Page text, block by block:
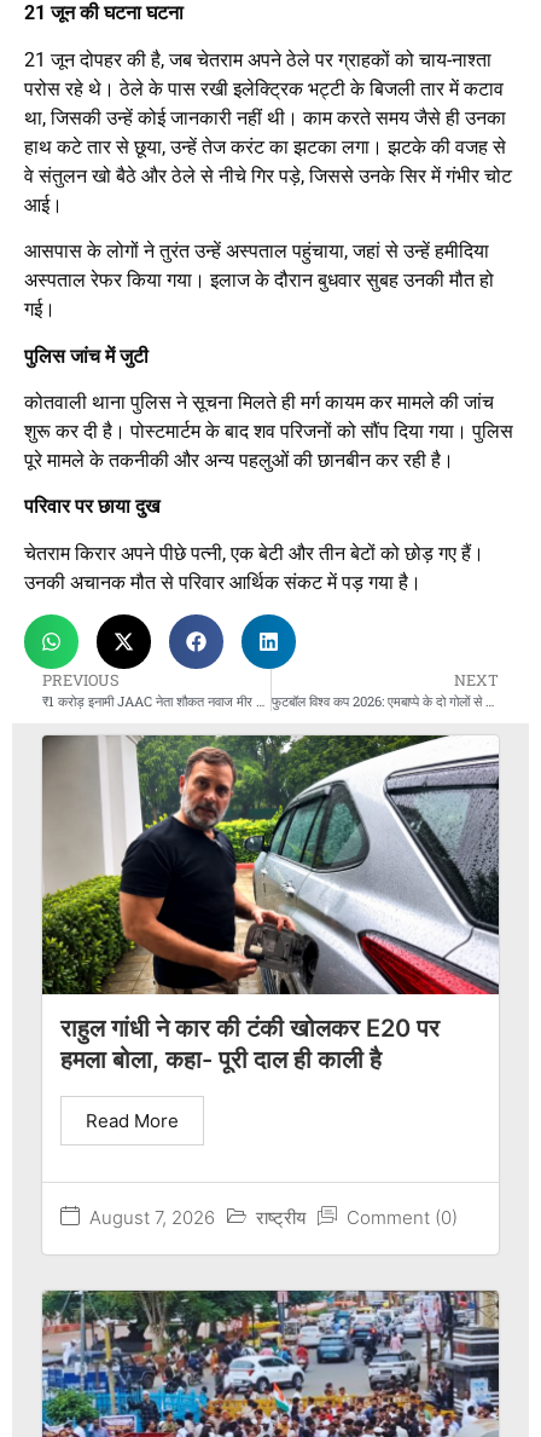
21 जून की घटना घटना
21 जून दोपहर की है, जब चेतराम अपने ठेले पर ग्राहकों को चाय-नाश्ता
परोस रहे थे। ठेले के पास रखी इलेक्ट्रिक भट्टी के बिजली तार में कटाव
था, जिसकी उन्हें कोई जानकारी नहीं थी। काम करते समय जैसे ही उनका
हाथ कटे तार से छूया, उन्हें तेज करंट का झटका लगा। झटके की वजह से
वे संतुलन खो बैठे और ठेले से नीचे गिर पड़े, जिससे उनके सिर में गंभीर चोट
आई।
आसपास के लोगों ने तुरंत उन्हें अस्पताल पहुंचाया, जहां से उन्हें हमीदिया
अस्पताल रेफर किया गया। इलाज के दौरान बुधवार सुबह उनकी मौत हो
गई।
पुलिस जांच में जुटी
कोतवाली थाना पुलिस ने सूचना मिलते ही मर्ग कायम कर मामले की जांच
शुरू कर दी है। पोस्टमार्टम के बाद शव परिजनों को सौंप दिया गया। पुलिस
पूरे मामले के तकनीकी और अन्य पहलुओं की छानबीन कर रही है।
परिवार पर छाया दुख
चेतराम किरार अपने पीछे पत्नी, एक बेटी और तीन बेटों को छोड़ गए हैं।
उनकी अचानक मौत से परिवार आर्थिक संकट में पड़ गया है।
PREVIOUS
₹1 करोड़ इनामी JAAC नेता शौकत नवाज मीर गिरफ्तार, 600 से ज़्यादा कार्यकर्ता हिरासत में
NEXT
फुटबॉल विश्व कप 2026: एमबाप्पे के दो गोलों से फ्रांस की शानदार जीत, मैक्सिको ने 40 साल बाद नॉकआउट मैच जीता
राहुल गांधी ने कार की टंकी खोलकर E20 पर
हमला बोला, कहा- पूरी दाल ही काली है
August 7, 2026 राष्ट्रीय Comment (0)
Read More